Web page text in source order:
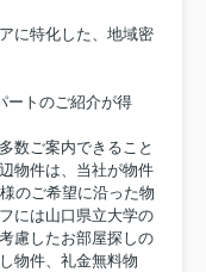
に特化した、地域密
ートのご紹介が得
数ご案内できること
物件は、当社が物件
のご希望に沿った物
には山口県立大学の
慮したお部屋探しの
物件、礼金無料物